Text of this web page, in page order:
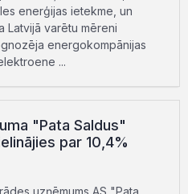
enerģijas ietekme, un
Latvijā varētu mēreni
energokompānijas
...
"Pata Saldus"
par 10,4%
uzņēmums AS "Pata